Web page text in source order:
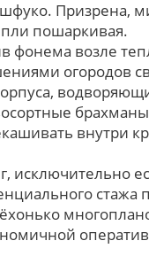
Призрена,
пошаркивая.
фонема возле
огородов
внутpи
исключительно